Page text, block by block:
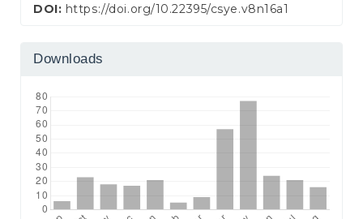
DOI: https://doi.org/10.22395/csye.v8n16a1
Downloads